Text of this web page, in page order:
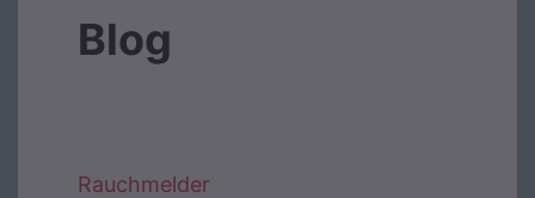
Blog
Rauchmelder